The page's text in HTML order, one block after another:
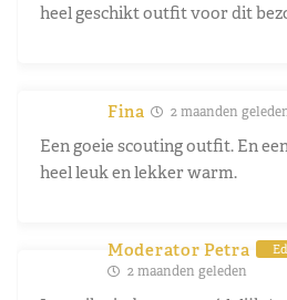
heel geschikt outfit voor dit
Fina 2 maanden
Een goeie scouting outfit. En
heel leuk en lekker warm.
Moderator Petra
2 maanden geleden